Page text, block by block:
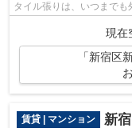
タイル張りは、いつまで
現在
「新宿区
賃貸 | マンション 新